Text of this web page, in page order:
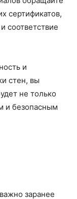
сертификатов,
соответствие
и
стен, вы
не только
и безопасным
заранее